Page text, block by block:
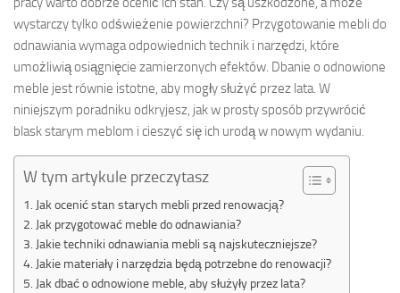
wystarczy tylko odświeżenie powierzchni? Przygotowanie mebli do
odnawiania wymaga odpowiednich technik i narzędzi, które
umożliwią osiągnięcie zamierzonych efektów. Dbanie o odnowione
meble jest równie istotne, aby mogły służyć przez lata. W
niniejszym poradniku odkryjesz, jak w prosty sposób przywrócić
blask starym meblom i cieszyć się ich urodą w nowym wydaniu.
W tym artykule przeczytasz
Jak ocenić stan starych mebli przed renowacją?
Jak przygotować meble do odnawiania?
Jakie techniki odnawiania mebli są najskuteczniejsze?
Jakie materiały i narzędzia będą potrzebne do renowacji?
Jak dbać o odnowione meble, aby służyły przez lata?